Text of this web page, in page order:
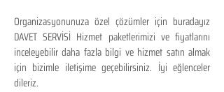
Organizasyonunuza özel çözümler için buradayız
DAVET SERVİSİ Hizmet paketlerimizi ve fiyatlarını
inceleyebilir daha fazla bilgi ve hizmet satın almak
için bizimle iletişime geçebilirsiniz. İyi eğlenceler
dileriz.